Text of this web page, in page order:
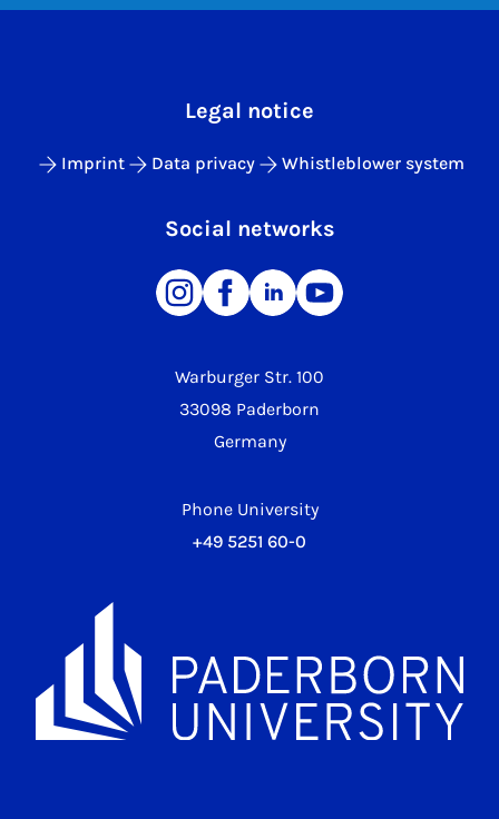
Warburger Str. 100
33098 Paderborn
Germany
Phone University
+49 5251 60-0
Legal notice
Imprint Data privacy Whistleblower system
Social networks